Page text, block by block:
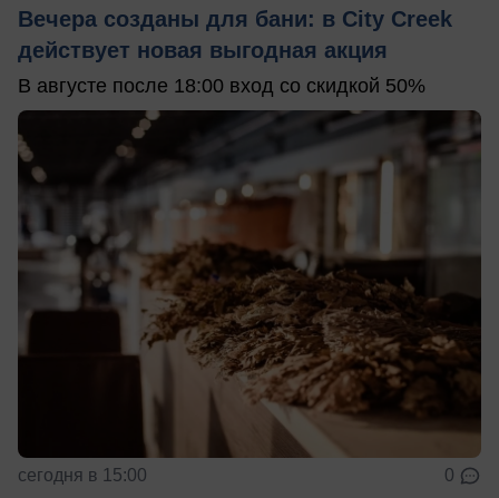
Вечера созданы для бани: в City Creek
действует новая выгодная акция
В августе после 18:00 вход со скидкой 50%
сегодня в 15:00 0